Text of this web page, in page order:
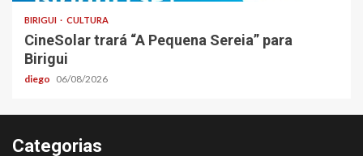
BIRIGUI CULTURA
CineSolar trará “A Pequena Sereia” para
Birigui
diego 06/08/2026
Categorias